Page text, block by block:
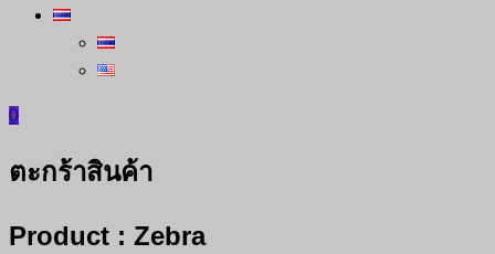
0
ตะกร้าสินค้า
Product : Zebra